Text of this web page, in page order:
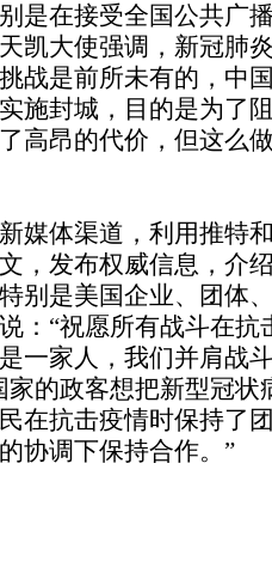
是在接受全国公共广
凯大使强调，新冠肺
战是前所未有的，中
施封城，目的是为了
高昂的代价，但这么
媒体渠道，利用推特
，发布权威信息，介
别是美国企业、团体
：“祝愿所有战斗在
一家人，我们并肩战
家的政客想把新型冠
在抗击疫情时保持了
协调下保持合作。”